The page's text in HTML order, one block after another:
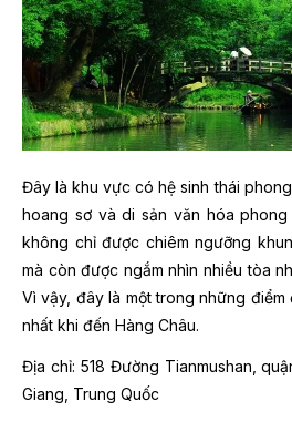
Đây là khu vực có hệ sinh thái
hoang sơ và di sản văn hóa
không chỉ được chiêm ngưỡng
mà còn được ngắm nhìn nhiều tòa
Vì vậy, đây là một trong những
nhất khi đến Hàng Châu.
Địa chỉ: 518 Đường Tianmushan,
Giang, Trung Quốc